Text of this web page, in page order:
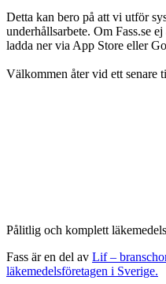
Detta kan bero på att vi utför
underhållsarbete. Om Fass.se
ladda ner via App Store eller
Välkommen åter vid ett senare
Pålitlig och komplett
Fass är en del av Lif –
läkemedelsföretagen i Sverige.